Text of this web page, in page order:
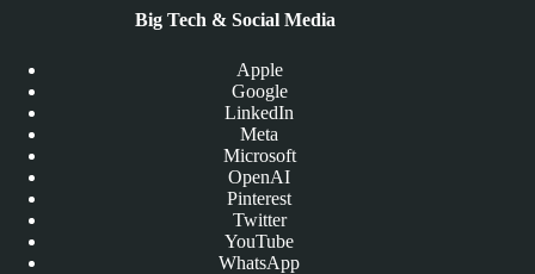
Big Tech & Social Media
Apple
Google
LinkedIn
Meta
Microsoft
OpenAI
Pinterest
Twitter
YouTube
WhatsApp